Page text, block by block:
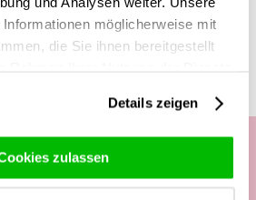
möglicherweise mit
die Sie ihnen bereitgestellt
Details zeigen
zulassen
dich auch
Kundenhotline: